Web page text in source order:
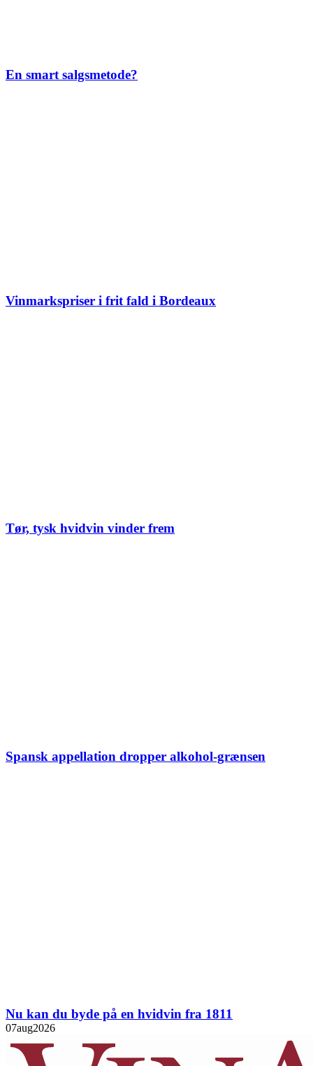
En smart salgsmetode?
Vinmarkspriser i frit fald i Bordeaux
Tør, tysk hvidvin vinder frem
Spansk appellation dropper alkohol-grænsen
Nu kan du byde på en hvidvin fra 1811
07aug2026